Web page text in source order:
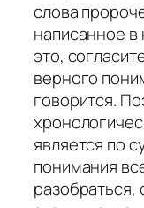
слова
написанное
это,
верного
говорится.
является по
понимания
разобраться,